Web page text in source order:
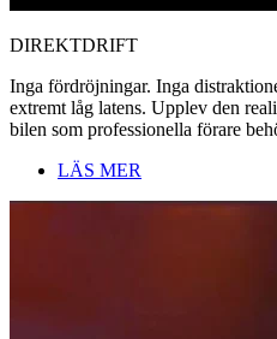
DIREKTDRIFT
Inga fördröjningar. Inga
extremt låg latens. Upplev den
bilen som professionella förare
LÄS MER